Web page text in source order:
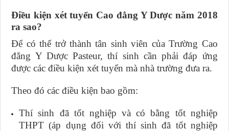
Điều kiện xét tuyển Cao đẳng Y Dược năm 2018
ra sao?
Để có thể trở thành tân sinh viên của Trường Cao
đẳng Y Dược Pasteur, thí sinh cần phải đáp ứng
được các điều kiện xét tuyển mà nhà trường đưa ra.
Theo đó các điều kiện bao gồm:
Thí sinh đã tốt nghiệp và có bằng tốt nghiệp
THPT (áp dụng đối với thí sinh đã tốt nghiệp